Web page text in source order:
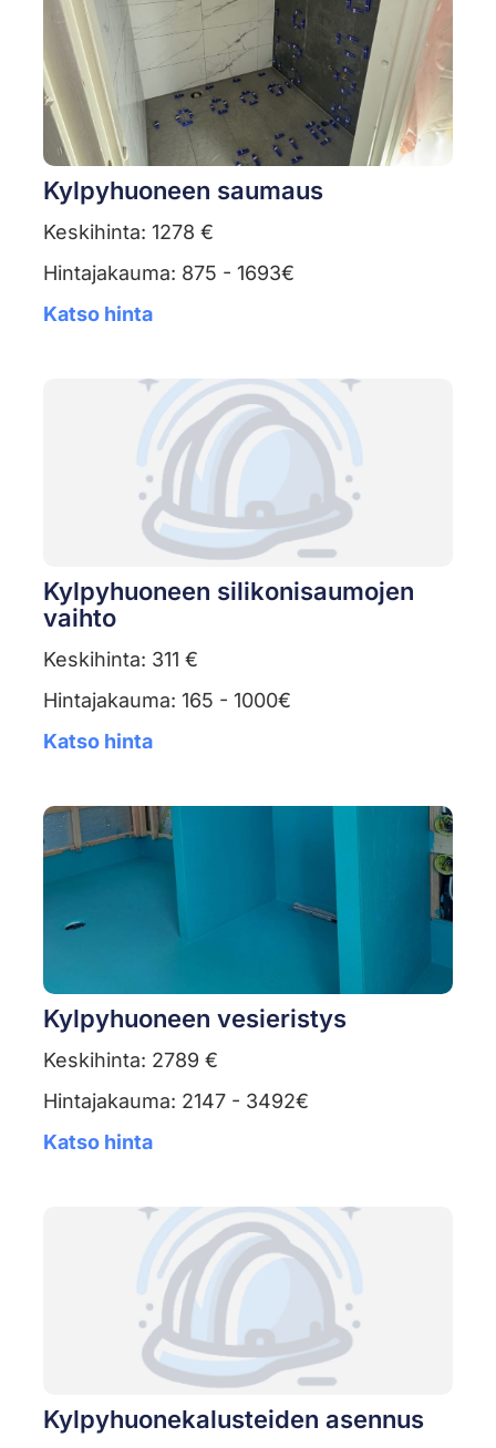
Kylpyhuoneen saumaus
Keskihinta: 1278 €
Hintajakauma: 875 - 1693€
Katso hinta
Kylpyhuoneen silikonisaumojen
vaihto
Keskihinta: 311 €
Hintajakauma: 165 - 1000€
Katso hinta
Kylpyhuoneen vesieristys
Keskihinta: 2789 €
Hintajakauma: 2147 - 3492€
Katso hinta
Kylpyhuonekalusteiden asennus